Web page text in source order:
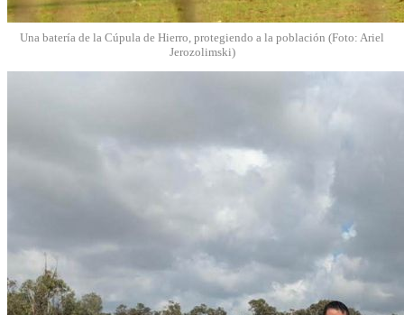
Una batería de la Cúpula de Hierro, protegiendo a la población (Foto: Ariel
Jerozolimski)